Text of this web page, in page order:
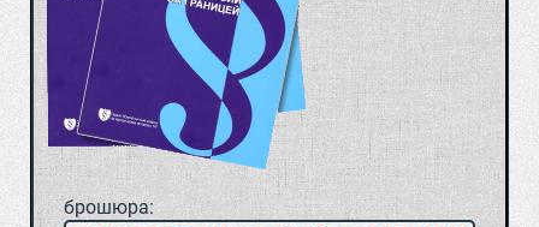
брошюра: